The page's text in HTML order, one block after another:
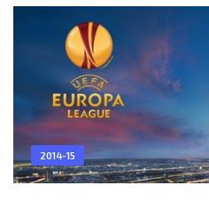
Сынмэртян (Лучан Филип, 89),
Тэнасе (к), Адриан Попа
2014-15